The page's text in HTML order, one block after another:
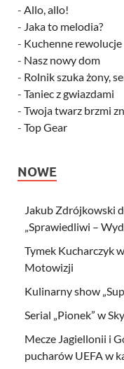
- Allo, allo!
- Jaka to melodia?
- Kuchenne rewolucje
- Nasz nowy dom
- Rolnik szuka żony,
- Taniec z gwiazdami
- Twoja twarz brzmi
- Top Gear
NOWE
Jakub Zdrójkowski
„Sprawiedliwi –
Tymek Kucharczyk
Motowizji
Kulinarny show
Serial „Pionek” w
Mecze Jagiellonii i
pucharów UEFA w